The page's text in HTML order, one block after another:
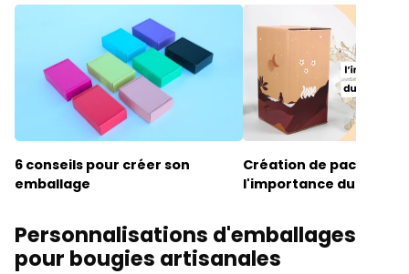
6 conseils pour créer son
emballage
Création de packaging
l'importance du
Personnalisations d'emballages
pour bougies artisanales